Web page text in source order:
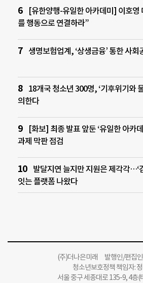
[유한양행-유일한 아카데미] 이호영
를 행동으로 연결하라”
생명보험업계, ‘상생금융’ 통한 사회
18개국 청소년 300명, ‘기후위기와
의한다
[화보] 최종 발표 앞둔 ‘유일한 아카
과제 막판 점검
발달지연 늘지만 지원은 제각각…‘
잇는 플랫폼 나왔다
(주)더나은미래 발행인/편집
청소년보호정책 책임자:
서울 중구 세종대로 135-9, 4층(